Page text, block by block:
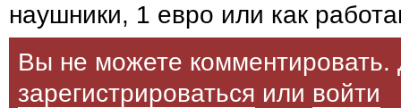
наушники, 1 евро или как
Вы не можете комментировать.
зарегистрироваться или войти